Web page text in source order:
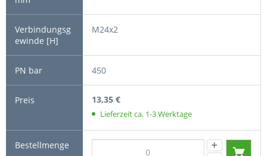
M24x2
450
13,35 €
Lieferzeit ca. 1-3 Werktage